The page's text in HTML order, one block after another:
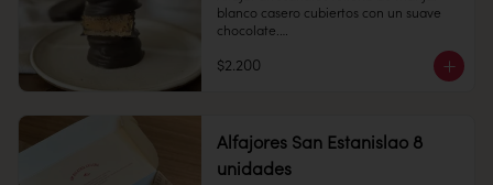
Empolvado: alfajor de bizcocho suave
Alfajor: alfajor de manzapán San
blanco casero cubiertos con un suave
chocolate.
entre 4°C y 10°C
Vida útil: 30 dias
$2.200
Alfajores San Estanislao 8
unidades